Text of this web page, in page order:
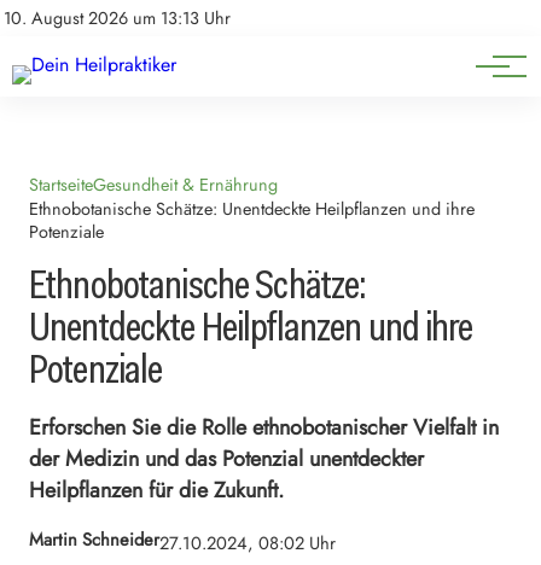
10. August 2026 um 13:13 Uhr
Impressum
Natürliche Medizin
Heilpflanzen & Kräuterkunde
StartseiteGesundheit & Ernährung
Ethnobotanische Schätze: Unentdeckte Heilpflanzen und ihre
Potenziale
Ethnobotanische Schätze:
Unentdeckte Heilpflanzen und ihre
Potenziale
Erforschen Sie die Rolle ethnobotanischer Vielfalt in
der Medizin und das Potenzial unentdeckter
Heilpflanzen für die Zukunft.
Martin Schneider27.10.2024, 08:02 Uhr